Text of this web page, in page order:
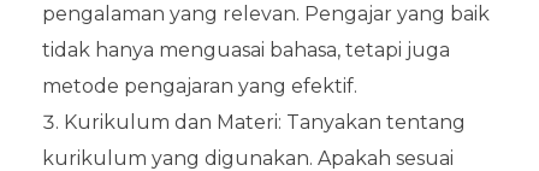
pengalaman yang relevan. Pengajar yang baik
tidak hanya menguasai bahasa, tetapi juga
metode pengajaran yang efektif.
Kurikulum dan Materi: Tanyakan tentang
kurikulum yang digunakan. Apakah sesuai